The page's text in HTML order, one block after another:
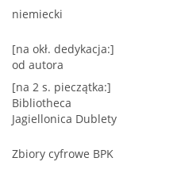
niemiecki
[na okł. dedykacja:]
od autora
[na 2 s. pieczątka:]
Bibliotheca
Jagiellonica Dublety
Zbiory cyfrowe BPK